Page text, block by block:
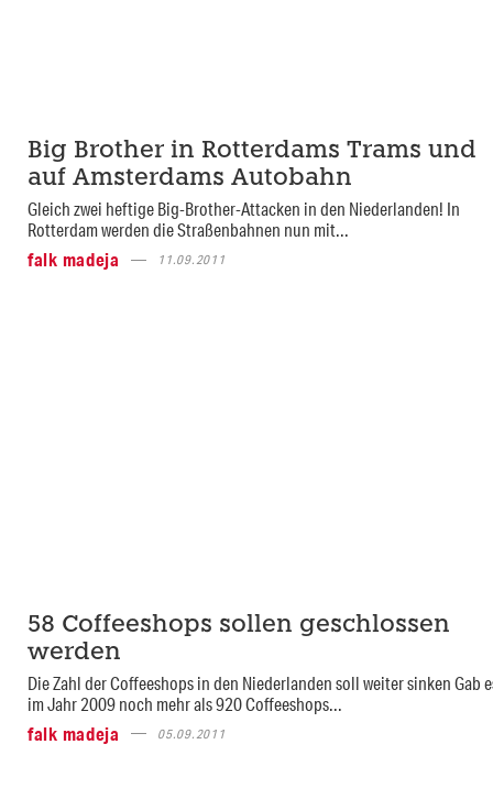
Big Brother in Rotterdams Trams und
auf Amsterdams Autobahn
Gleich zwei heftige Big-Brother-Attacken in den Niederlanden! In
Rotterdam werden die Straßenbahnen nun mit...
falk madeja
11.09.2011
58 Coffeeshops sollen geschlossen
werden
Die Zahl der Coffeeshops in den Niederlanden soll weiter sinken Gab
im Jahr 2009 noch mehr als 920 Coffeeshops...
falk madeja
05.09.2011